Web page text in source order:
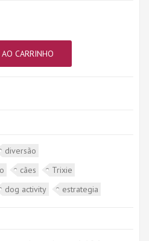
CARRINHO
diversão
cães
Trixie
dog activity estrategia